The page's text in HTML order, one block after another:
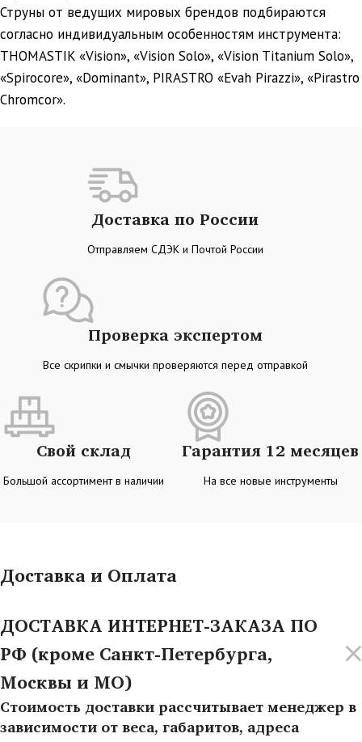
Струны от ведущих мировых брендов подбираются
согласно индивидуальным особенностям инструмента:
THOMASTIK «Vision», «Vision Solo», «Vision Titanium Solo»,
«Spirocore», «Dominant», PIRASTRO «Evah Pirazzi», «Pirastro
Chromcor».
Доставка по России
Отправляем СДЭК и Почтой России
Проверка экспертом
Все скрипки и смычки проверяются перед отправкой
Свой склад
Большой ассортимент в наличии
Гарантия 12 месяцев
На все новые инструменты
Доставка и Оплата
ДОСТАВКА ИНТЕРНЕТ-ЗАКАЗА ПО
РФ (кроме Санкт-Петербурга,
Москвы и МО)
Стоимость доставки рассчитывает менеджер в
зависимости от веса, габаритов, адреса